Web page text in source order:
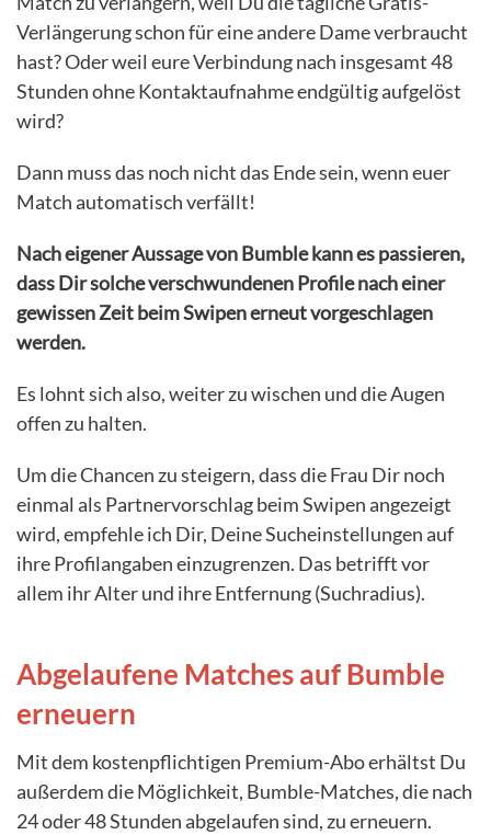
Verlängerung schon für eine andere Dame verbraucht
hast? Oder weil eure Verbindung nach insgesamt 48
Stunden ohne Kontaktaufnahme endgültig aufgelöst
wird?
Dann muss das noch nicht das Ende sein, wenn euer
Match automatisch verfällt!
Nach eigener Aussage von Bumble kann es passieren,
dass Dir solche verschwundenen Profile nach einer
gewissen Zeit beim Swipen erneut vorgeschlagen
werden.
Es lohnt sich also, weiter zu wischen und die Augen
offen zu halten.
Um die Chancen zu steigern, dass die Frau Dir noch
einmal als Partnervorschlag beim Swipen angezeigt
wird, empfehle ich Dir, Deine Sucheinstellungen auf
ihre Profilangaben einzugrenzen. Das betrifft vor
allem ihr Alter und ihre Entfernung (Suchradius).
Abgelaufene Matches auf Bumble
erneuern
Mit dem kostenpflichtigen Premium-Abo erhältst Du
außerdem die Möglichkeit, Bumble-Matches, die nach
24 oder 48 Stunden abgelaufen sind, zu erneuern.